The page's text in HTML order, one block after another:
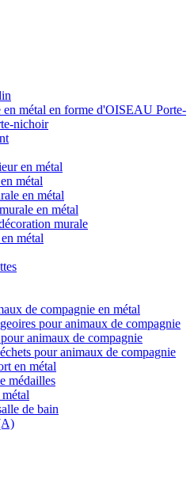
en métal en forme d'OISEAU Porte-
nichoir
en métal
métal
en métal
en métal
murale
métal
de compagnie en métal
pour animaux de compagnie
animaux de compagnie
pour animaux de compagnie
en métal
médailles
de bain